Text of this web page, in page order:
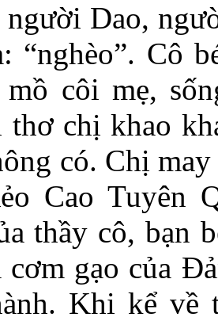
người Dao,
“nghèo”. Cô
côi mẹ,
thơ chị khao
có. Chị
Cao Tuyên
thầy cô, bạn
cơm gạo của
Khi kể về